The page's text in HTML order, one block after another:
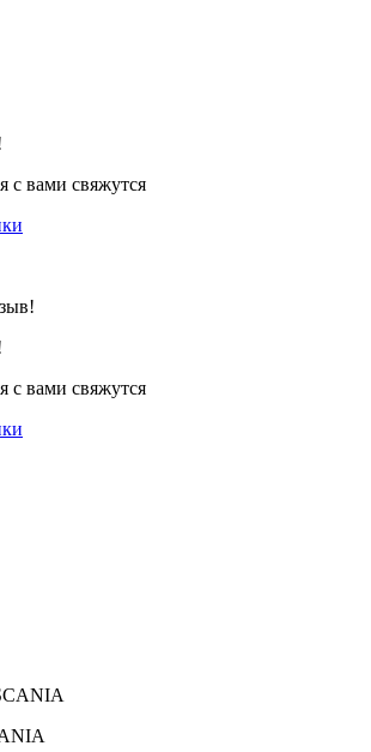
с вами свяжутся
с вами свяжутся